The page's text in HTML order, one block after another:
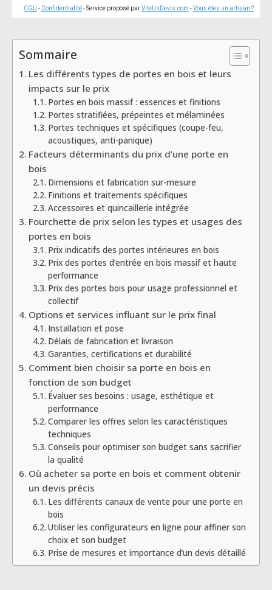
CGU - Confidentialité- Service proposé parViteUnDevis.com -Vous êtes un artisan ?
Sommaire
Les différents types de portes en bois et leurs
impacts sur le prix
Portes en bois massif : essences et finitions
Portes stratifiées, prépeintes et mélaminées
Portes techniques et spécifiques (coupe-feu,
acoustiques, anti-panique)
Facteurs déterminants du prix d’une porte en
bois
Dimensions et fabrication sur-mesure
Finitions et traitements spécifiques
Accessoires et quincaillerie intégrée
Fourchette de prix selon les types et usages des
portes en bois
Prix indicatifs des portes intérieures en bois
Prix des portes d’entrée en bois massif et haute
performance
Prix des portes bois pour usage professionnel et
collectif
Options et services influant sur le prix final
Installation et pose
Délais de fabrication et livraison
Garanties, certifications et durabilité
Comment bien choisir sa porte en bois en
fonction de son budget
Évaluer ses besoins : usage, esthétique et
performance
Comparer les offres selon les caractéristiques
techniques
Conseils pour optimiser son budget sans sacrifier
la qualité
Où acheter sa porte en bois et comment obtenir
un devis précis
Les différents canaux de vente pour une porte en
bois
Utiliser les configurateurs en ligne pour affiner son
choix et son budget
Prise de mesures et importance d’un devis détaillé